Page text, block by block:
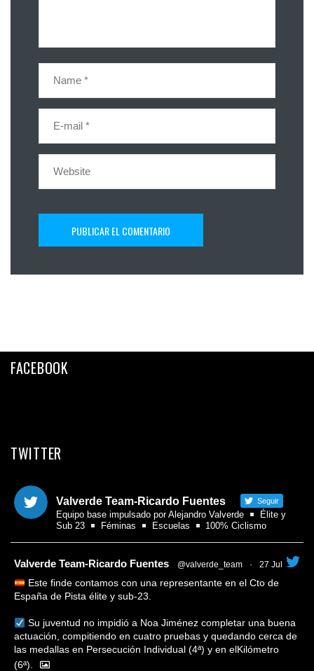
FACEBOOK
TWITTER
Valverde Team-Ricardo Fuentes Seguir
Equipo base impulsado por Alejandro Valverde
Élite y
Sub 23
Féminas Escuelas 100% Ciclismo
Valverde Team-Ricardo Fuentes @valverde_team · 27 Jul
Este finde contamos con una representante en el Cto de
España de Pista élite y sub-23.
Su juventud no impidió a Noa Jiménez completar una buena
actuación, compitiendo en cuatro pruebas y quedando cerca de
las medallas en Persecución Individual (4ª) y en elKilómetro
(6ª).